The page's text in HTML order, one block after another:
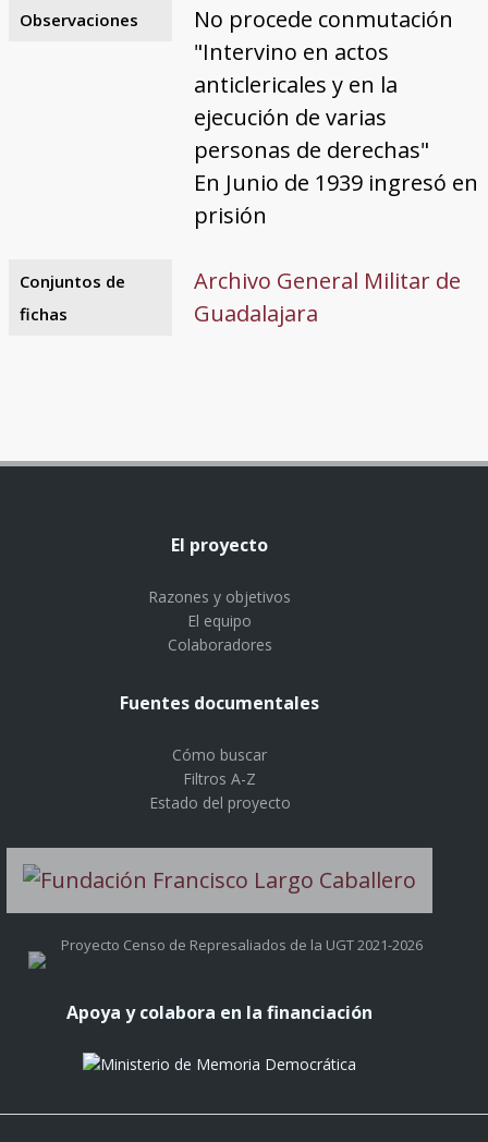
Observaciones
No procede conmutación
"Intervino en actos
anticlericales y en la
ejecución de varias
personas de derechas"
En Junio de 1939 ingresó en
prisión
Conjuntos de
fichas
Archivo General Militar de
Guadalajara
El proyecto
Razones y objetivos
El equipo
Colaboradores
Fuentes documentales
Cómo buscar
Filtros A-Z
Estado del proyecto
Proyecto Censo de Represaliados de la UGT 2021-2026
Apoya y colabora en la financiación